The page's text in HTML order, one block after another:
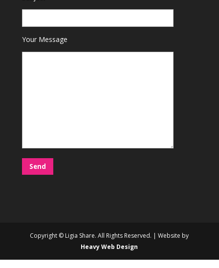
Your Message
Copyright © Ligia Share. All Rights Reserved. | Website by
Heavy Web Design